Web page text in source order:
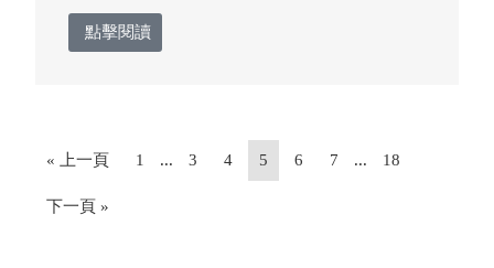
點擊閱讀
« 上一頁 1 ... 3 4 5 6 7 ... 18
下一頁 »